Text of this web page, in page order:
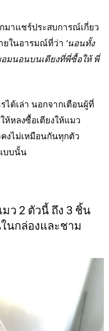
มาแชร์ประสบการณ์เกี่ยว
ยในอารมณ์ที่ว่า ‘นอนทั้ง
มนอนบนเตียงที่พี่ซื้อให้ พี่
ได้เล่า นอกจากเตือนผู้ที่
ห้หลงซื้อเตียงให้แมว
งไม่เหมือนกันทุกตัว
บบนั้น
ว 2 ตัวนี้ ถึง 3 ชิ้น
นกล่องและชาม